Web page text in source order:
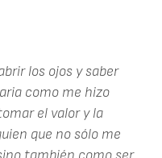
los ojos y saber
como me hizo
el valor y la
que no sólo me